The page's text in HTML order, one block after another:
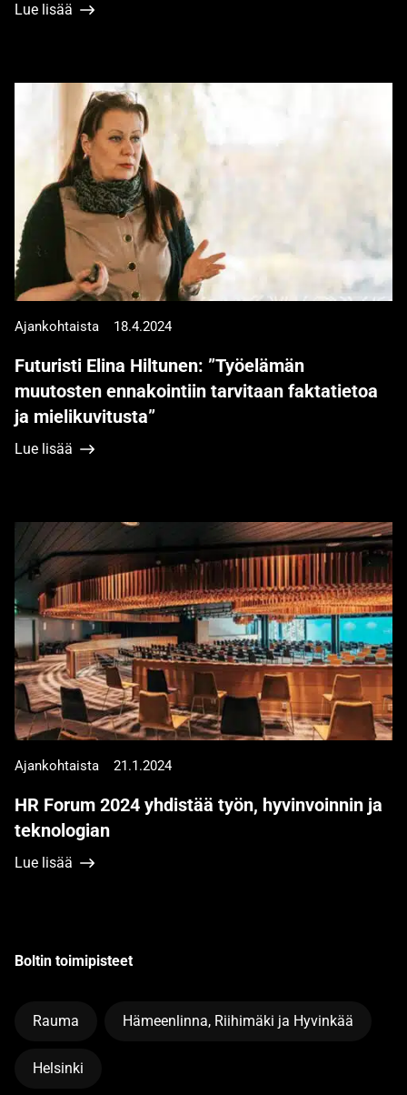
Lue lisää
Ajankohtaista 18.4.2024
Futuristi Elina Hiltunen: ”Työelämän
muutosten ennakointiin tarvitaan faktatietoa
ja mielikuvitusta”
Lue lisää
Ajankohtaista 21.1.2024
HR Forum 2024 yhdistää työn, hyvinvoinnin ja
teknologian
Lue lisää
Boltin toimipisteet
Rauma Hämeenlinna, Riihimäki ja Hyvinkää
Helsinki